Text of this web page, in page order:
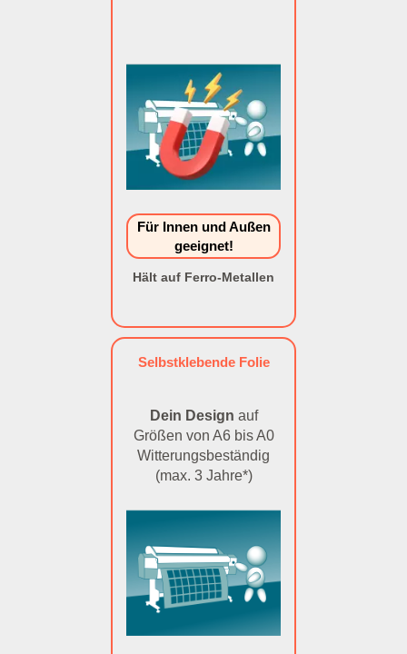
Für Innen und Außen
geeignet!
Hält auf Ferro-Metallen
Selbstklebende Folie
Dein Design auf
Größen von A6 bis A0
Witterungsbeständig
(max. 3 Jahre*)